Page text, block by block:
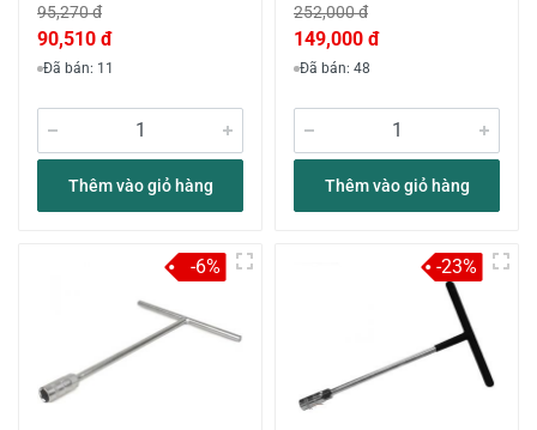
95,270 đ
90,510 đ
Đã bán: 11
Thêm vào giỏ hàng
252,000 đ
149,000 đ
Đã bán: 48
Thêm vào giỏ hàng
-6% -23%